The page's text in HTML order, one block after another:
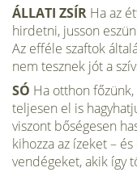
ÁLLATI ZSÍR Ha az
hirdetni, jusson
Az efféle szaftok
nem tesznek jót a
SÓ Ha otthon
teljesen el is
viszont bőségesen
kihozza az ízeket –
vendégeket, akik így